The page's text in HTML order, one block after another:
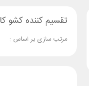
تقسیم کننده کشو
مرتب سازی بر اساس :